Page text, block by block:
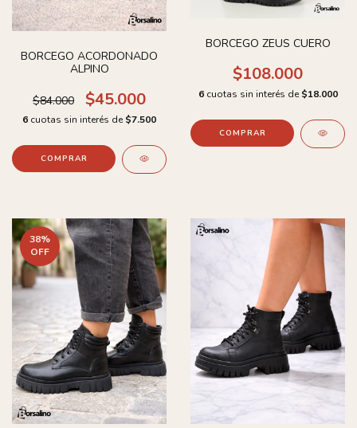
BORCEGO ACORDONADO
ALPINO
$84.000 $45.000
6 cuotas sin interés de $7.500
COMPRAR
BORCEGO ZEUS CUERO
$108.000
6 cuotas sin interés de $18.000
COMPRAR
38%
OFF